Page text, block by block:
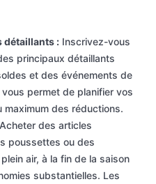
détaillants : Inscrivez-vous
principaux détaillants
et des événements de
permet de planifier vos
des réductions.
Acheter des articles
poussettes ou des
air, à la fin de la saison
substantielles. Les